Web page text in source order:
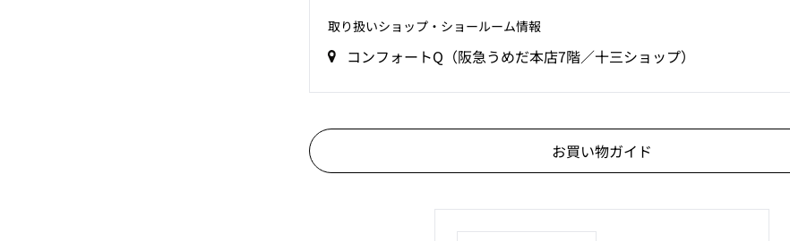
取り扱いショップ‧ショールーム情報
コンフォートQ（阪急うめだ本店7階／十三ショップ）
お買い物ガイド